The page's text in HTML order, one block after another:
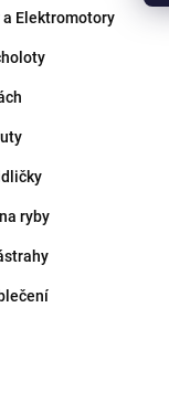
a Elektromotory
ryby